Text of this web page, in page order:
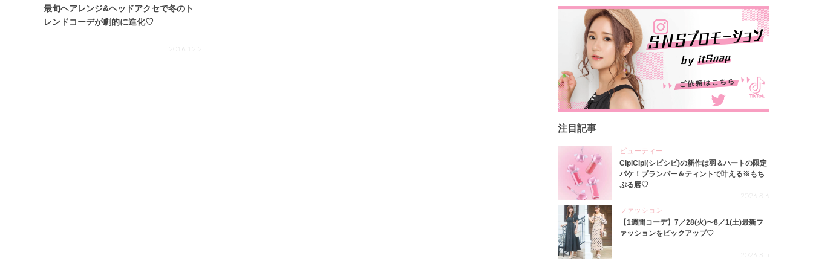
最旬ヘアレンジ&ヘッドアクセで冬のト
レンドコーデが劇的に進化♡
2016.12.2
注目記事
ビューティー
CipiCipi(シピシピ)の新作は羽＆ハートの限定
パケ！プランパー＆ティントで叶える※もち
ぷる唇♡
2026.8.6
ファッション
【1週間コーデ】7／28(火)〜8／1(土)最新フ
ァッションをピックアップ♡
2026.8.5